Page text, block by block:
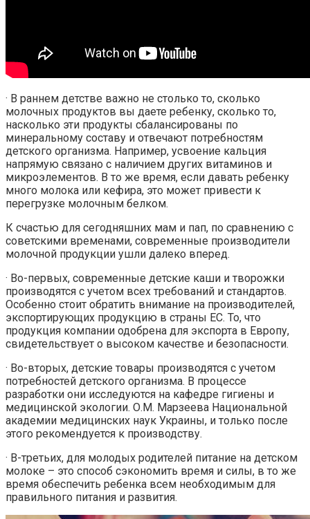
· В раннем детстве важно не столько то, сколько
молочных продуктов вы даете ребенку, сколько то,
насколько эти продукты сбалансированы по
минеральному составу и отвечают потребностям
детского организма. Например, усвоение кальция
напрямую связано с наличием других витаминов и
микроэлементов. В то же время, если давать ребенку
много молока или кефира, это может привести к
перегрузке молочным белком.
К счастью для сегодняшних мам и пап, по сравнению с
советскими временами, современные производители
молочной продукции ушли далеко вперед.
· Во-первых, современные детские каши и творожки
производятся с учетом всех требований и стандартов.
Особенно стоит обратить внимание на производителей,
экспортирующих продукцию в страны ЕС. То, что
продукция компании одобрена для экспорта в Европу,
свидетельствует о высоком качестве и безопасности.
· Во-вторых, детские товары производятся с учетом
потребностей детского организма. В процессе
разработки они исследуются на кафедре гигиены и
медицинской экологии. О.М. Марзеева Национальной
академии медицинских наук Украины, и только после
этого рекомендуется к производству.
· В-третьих, для молодых родителей питание на детском
молоке – это способ сэкономить время и силы, в то же
время обеспечить ребенка всем необходимым для
правильного питания и развития.